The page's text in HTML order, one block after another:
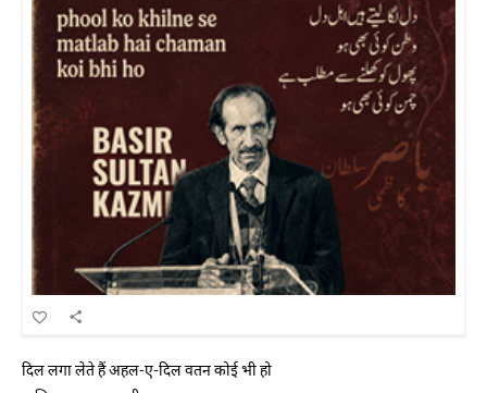
दिल लगा लेते हैं अहल-ए-दिल वतन कोई भी हो